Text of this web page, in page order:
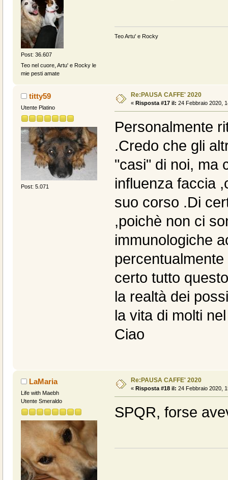
Post: 36.607
Teo nel cuore, Artu' e Rocky le
mie pesti amate
Teo Artu' e Rocky
titty59
Utente Platino
Post: 5.071
Re:PAUSA CAFFE' 2020
« Risposta #17 il: 24 Febbraio 2020,
Personalmente
.Credo che gli
"casi" di noi, ma
influenza faccia
suo corso .Di
,poichè non ci
immunologiche
certo tutto
la realtà dei
la vita di molti
Ciao
LaMaria
Life with Maebh
Utente Smeraldo
Re:PAUSA CAFFE' 2020
« Risposta #18 il: 24 Febbraio 2020,
SPQR, forse